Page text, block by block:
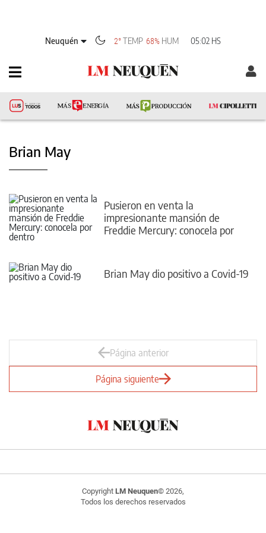
Neuquén 2° TEMP 68% HUM 05:02 HS
Brian May
Pusieron en venta la
impresionante mansión de
Freddie Mercury: conocela por
Brian May dio positivo a Covid-19
Página anterior
Página siguiente
Copyright LM Neuquen© 2026,
Todos los derechos reservados